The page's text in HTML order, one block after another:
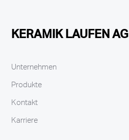
KERAMIK LAUFEN AG
Unternehmen
Produkte
Kontakt
Karriere